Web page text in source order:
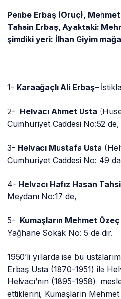
Penbe Erbaş (Oruç),
Tahsin Erbaş, Ayaktaki:
şimdiki yeri: İlhan Giyim
1- Karaağaçlı Ali Erbaş–
2- Helvacı Ahmet Usta
Cumhuriyet Caddesi No:52 de,
3- Helvacı Mustafa Usta
Cumhuriyet Caddesi No: 49
4- Helvacı Hafız Hasan
Meydanı No:17 de,
5- Kumaşların Mehmet Özeç
Yağhane Sokak No: 5 de dir.
1950’li yıllarda ise bu
Erbaş Usta (1870-1951) ile
Helvacı’nın (1895-1958)
ettiklerini, Kumaşların